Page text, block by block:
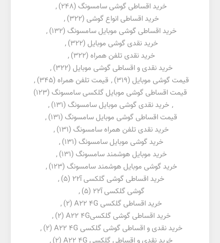
خرید اقساطی گوشی سامسونگ (248)
,
خرید اقساطی انواع گوشی (322)
,
خرید اقساطی گوشی موبایل سامسونگ (132)
,
خرید نقدی گوشی موبایل (322)
,
خرید نقدی تلفن همراه (322)
,
خرید نقدی و اقساطی گوشی موبایل (322)
,
قیمت گوشی موبایل (319)
, قیمت تلفن همراه (345)
,
قیمت اقساطی گوشی موبایل گلکسی سامسونگ (123)
, خرید نقدی گوشی موبایل سامسونگ (131)
,
قیمت اقساطی گوشی موبایل سامسونگ (131)
,
خرید نقدی تلفن همراه سامسونگ (131)
,
خرید گوشی موبایل سامسونگ (131)
,
خرید موبایل هوشمند سامسونگ (131)
,
خرید گوشی موبایل هوشمند سامسونگ (123)
,
خرید اقساطی گوشی گلکسی آ22
(5)
,
گوشی گلکسی آ22
(5)
,
خرید اقساطی گلکسی A22 4G
(2)
,
خرید اقساطی گوشی گلکسیA22 4G
(2)
,
خرید نقدی و اقساطی گوشی گلکسی A22 4G
(2)
,
خرید نقدی و اقساطی گلکسی A22 4G
(2)
,